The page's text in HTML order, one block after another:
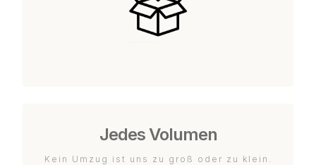
Jedes Volumen
Kein Umzug ist uns zu groß oder zu klein.